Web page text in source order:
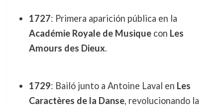
1727: Primera aparición pública en la
Académie Royale de Musiquecon Les
Amours des Dieux.
1729: Bailó junto a Antoine Laval en Les
Caractères de la Danse, revolucionando la